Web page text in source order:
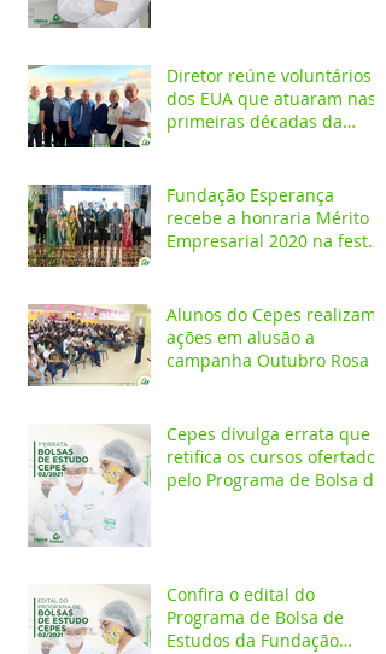
Diretor reúne voluntários
dos EUA que atuaram nas
primeiras décadas da
Fundação Esperança
recebe a honraria Mérito
Empresarial 2020 na festa
Alunos do Cepes realizam
ações em alusão a
campanha Outubro Rosa
Cepes divulga errata que
retifica os cursos ofertados
pelo Programa de Bolsa de
Confira o edital do
Programa de Bolsa de
Estudos da Fundação